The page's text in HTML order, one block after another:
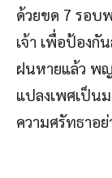
ด้วยขด 7 รอบ
เจ้า เพื่อป้องกั
ฝนหายแล้ว พ
แปลงเพศเป็น
ความศรัทธาอย่